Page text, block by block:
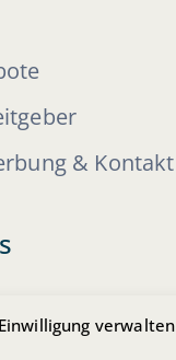
Einwilligung verwalten
& Kontakt